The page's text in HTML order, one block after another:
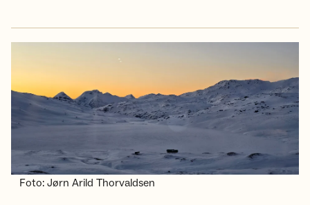
Foto: Jørn Arild Thorvaldsen